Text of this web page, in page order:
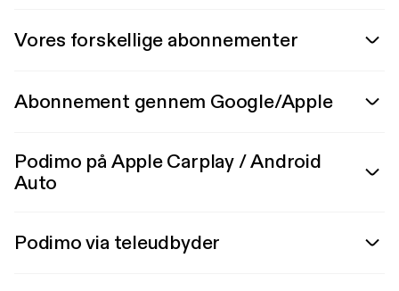
Vores forskellige abonnementer
Abonnement gennem Google/Apple
Podimo på Apple Carplay / Android
Auto
Podimo via teleudbyder